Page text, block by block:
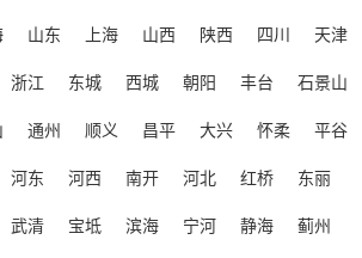
内温度，以创造适宜的生活条件或工作条
供暖系统都由......
能采暖系统存在那些些问题？
重，热网失水的问题，虽然已引起运行管
更好的单位失......
山东 上海 山西 陕西 四川
天津
浙江 东城 西城 朝阳 丰台
石景山
通州 顺义 昌平 大兴 怀柔
平谷
河东 河西 南开 河北 红桥
东丽
武清 宝坻 滨海 宁河 静海
蓟州